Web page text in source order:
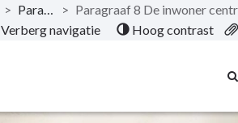
> Paragrafen
>
Verberg navigatie
Hoog contrast